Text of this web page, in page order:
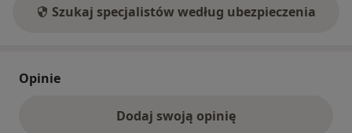
Szukaj specjalistów według ubezpieczenia
Opinie
Dodaj swoją opinię